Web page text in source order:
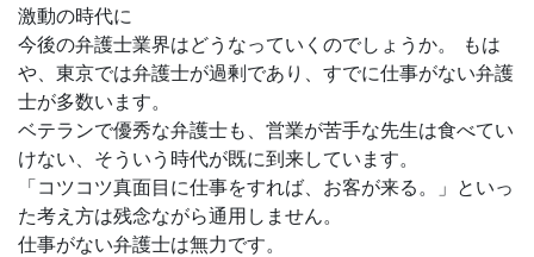
激動の時代に
今後の弁護士業界はどうなっていくのでしょうか。 もは
や、東京では弁護士が過剰であり、すでに仕事がない弁護
士が多数います。
ベテランで優秀な弁護士も、営業が苦手な先生は食べてい
けない、そういう時代が既に到来しています。
「コツコツ真面目に仕事をすれば、お客が来る。」といっ
た考え方は残念ながら通用しません。
仕事がない弁護士は無力です。